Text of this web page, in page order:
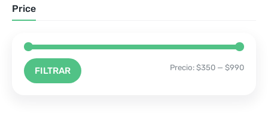
Price
FILTRAR Precio: $350 — $990